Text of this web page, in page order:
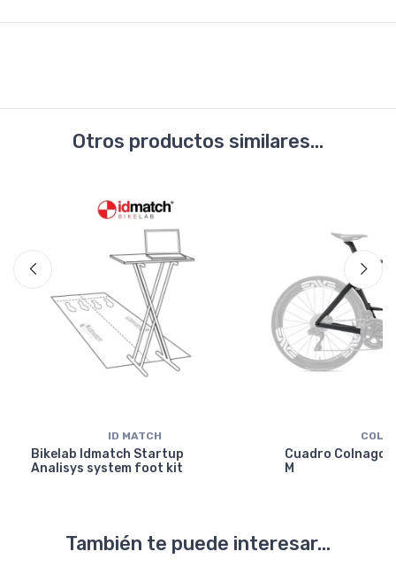
Otros productos similares...
ID MATCH
Bikelab Idmatch Startup
Analisys system foot kit
Cuadro Colnago
M
También te puede interesar...